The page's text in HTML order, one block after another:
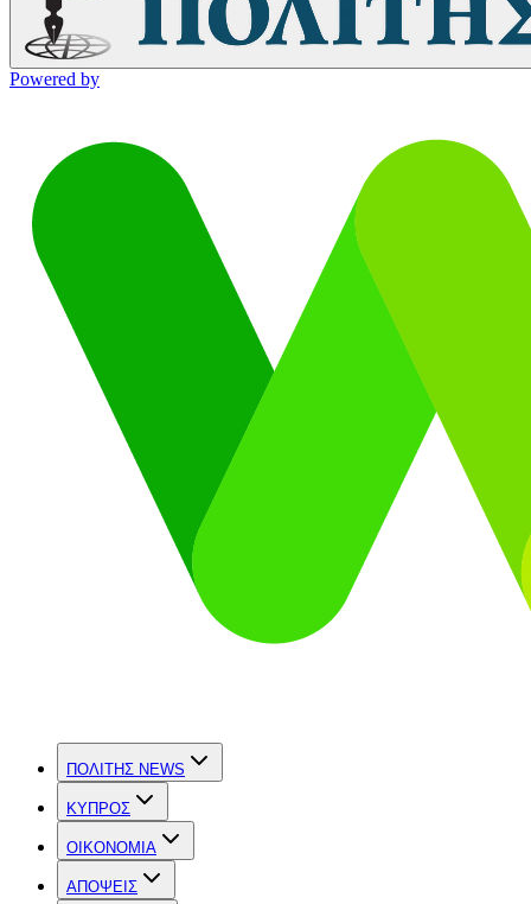
Powered by
ΠΟΛΙΤΗΣ NEWS
ΚΥΠΡΟΣ
OIKONOMIA
ΑΠΟΨΕΙΣ